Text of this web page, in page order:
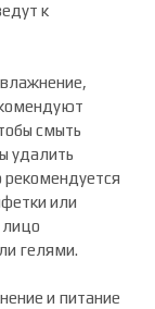
к
смыть
удалить
рекомендуется
или
гелями.
и питание